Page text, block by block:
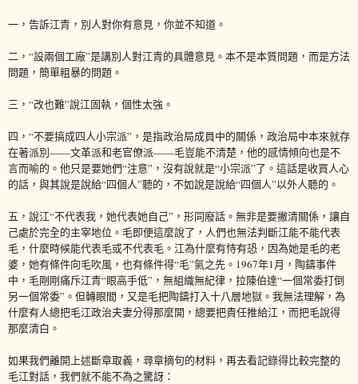
一，告訴江青，別人對你有意見，你並不知道。
二，“設兩個工廠”是講別人對江青的具體意見。本不是本質問題，而是方法
問題，簡單粗暴的問題。
三，“改也難”說江固執，個性太強。
四，“不要搞成四人小宗派”，是指政治局成員中的關係，政治局中本來就存
在著派別——文革派和老官僚派——毛豈能不清楚，他的感情傾向也是不
言而喻的。他只是要她們“注意”，沒有說就是“小宗派”了。這話是收買人心
的話，與其說是說給“四個人”聽的，不如說是說給“四個人”以外人聽的。
五，說江“不代表我，她代表她自己”，形同廢話。無非是要撇清關係，讓自
己處於完全的主宰地位。毛即便這麼說了，人們也無法判斷江能不能代表
毛，什麼時候能代表毛或不代表毛。江為什麼有恃有恐，因為她是毛的老
婆，她有條件向毛吹風，也有條件得“毛”氣之先。1967年1月，陶鑄事件
中，毛剛剛痛斥江青“眼高手低”，無組織無紀律，拉陳伯達“一個常委打倒
另一個常委”。但轉眼間，又是毛把陶鑄打入十八層地獄。我無法理解，為
什麼有人總把毛江政治夫妻分得那麼開，總要把責任推給江，而把毛說得
那麼清白。
如果我們離開上述斷章取義，尋章摘句的材料，再去看記錄得比較完整的
毛江對話，我們就不能不為之驚訝：